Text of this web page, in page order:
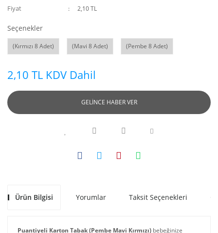
Fiyat 2,10 TL
Seçenekler
(Kırmızı 8 Adet) (Mavi 8 Adet) (Pembe 8 Adet)
2,10 TL KDV Dahil
GELİNCE HABER VER
Ürün Bilgisi Yorumlar Taksit Seçenekleri
Puantiyeli Karton Tabak (Pembe Mavi Kırmızı) bebeğinize